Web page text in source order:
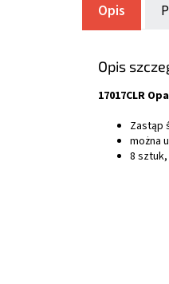
Opis
Opis
17017CLR
Zastąp
można
8